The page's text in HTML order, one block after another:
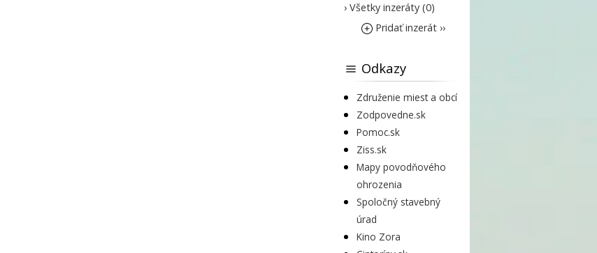
› Všetky inzeráty (0)
Pridať inzerát ››
Odkazy
Združenie miest a obcí
Zodpovedne.sk
Pomoc.sk
Ziss.sk
Mapy povodňového
ohrozenia
Spoločný stavebný
úrad
Kino Zora